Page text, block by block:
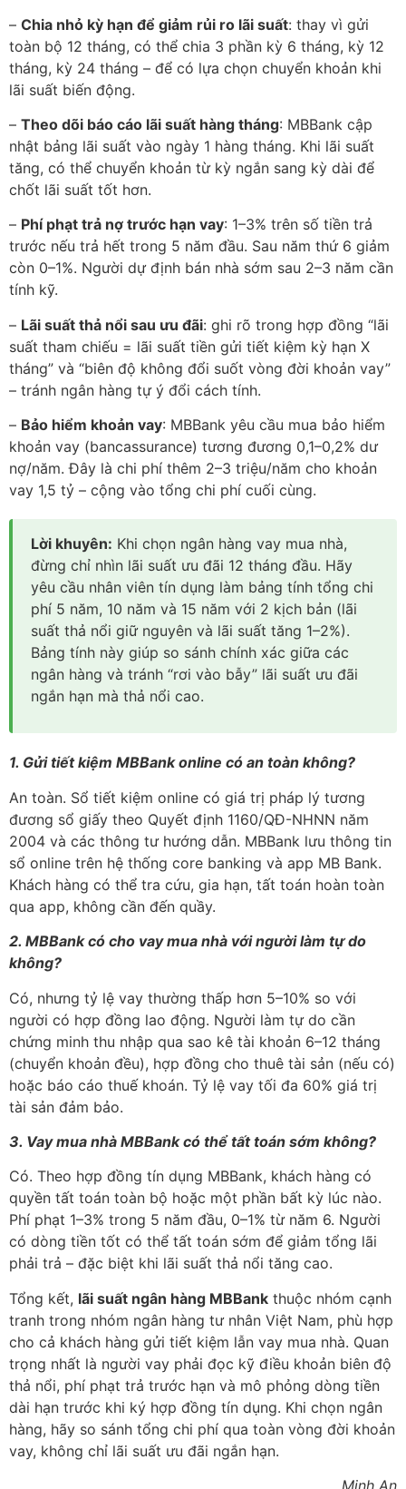
– Chia nhỏ kỳ hạn để giảm rủi ro lãi suất: thay vì gửi
toàn bộ 12 tháng, có thể chia 3 phần kỳ 6 tháng, kỳ 12
tháng, kỳ 24 tháng – để có lựa chọn chuyển khoản khi
lãi suất biến động.
– Theo dõi báo cáo lãi suất hàng tháng: MBBank cập
nhật bảng lãi suất vào ngày 1 hàng tháng. Khi lãi suất
tăng, có thể chuyển khoản từ kỳ ngắn sang kỳ dài để
chốt lãi suất tốt hơn.
– Phí phạt trả nợ trước hạn vay: 1–3% trên số tiền trả
trước nếu trả hết trong 5 năm đầu. Sau năm thứ 6 giảm
còn 0–1%. Người dự định bán nhà sớm sau 2–3 năm cần
tính kỹ.
– Lãi suất thả nổi sau ưu đãi: ghi rõ trong hợp đồng “lãi
suất tham chiếu = lãi suất tiền gửi tiết kiệm kỳ hạn X
tháng” và “biên độ không đổi suốt vòng đời khoản vay”
– tránh ngân hàng tự ý đổi cách tính.
– Bảo hiểm khoản vay: MBBank yêu cầu mua bảo hiểm
khoản vay (bancassurance) tương đương 0,1–0,2% dư
nợ/năm. Đây là chi phí thêm 2–3 triệu/năm cho khoản
vay 1,5 tỷ – cộng vào tổng chi phí cuối cùng.
Lời khuyên: Khi chọn ngân hàng vay mua nhà,
đừng chỉ nhìn lãi suất ưu đãi 12 tháng đầu. Hãy
yêu cầu nhân viên tín dụng làm bảng tính tổng chi
phí 5 năm, 10 năm và 15 năm với 2 kịch bản (lãi
suất thả nổi giữ nguyên và lãi suất tăng 1–2%).
Bảng tính này giúp so sánh chính xác giữa các
ngân hàng và tránh “rơi vào bẫy” lãi suất ưu đãi
ngắn hạn mà thả nổi cao.
1. Gửi tiết kiệm MBBank online có an toàn không?
An toàn. Sổ tiết kiệm online có giá trị pháp lý tương
đương sổ giấy theo Quyết định 1160/QĐ-NHNN năm
2004 và các thông tư hướng dẫn. MBBank lưu thông tin
sổ online trên hệ thống core banking và app MB Bank.
Khách hàng có thể tra cứu, gia hạn, tất toán hoàn toàn
qua app, không cần đến quầy.
2. MBBank có cho vay mua nhà với người làm tự do
không?
Có, nhưng tỷ lệ vay thường thấp hơn 5–10% so với
người có hợp đồng lao động. Người làm tự do cần
chứng minh thu nhập qua sao kê tài khoản 6–12 tháng
(chuyển khoản đều), hợp đồng cho thuê tài sản (nếu có)
hoặc báo cáo thuế khoán. Tỷ lệ vay tối đa 60% giá trị
tài sản đảm bảo.
3. Vay mua nhà MBBank có thể tất toán sớm không?
Có. Theo hợp đồng tín dụng MBBank, khách hàng có
quyền tất toán toàn bộ hoặc một phần bất kỳ lúc nào.
Phí phạt 1–3% trong 5 năm đầu, 0–1% từ năm 6. Người
có dòng tiền tốt có thể tất toán sớm để giảm tổng lãi
phải trả – đặc biệt khi lãi suất thả nổi tăng cao.
Tổng kết, lãi suất ngân hàng MBBank thuộc nhóm cạnh
tranh trong nhóm ngân hàng tư nhân Việt Nam, phù hợp
cho cả khách hàng gửi tiết kiệm lẫn vay mua nhà. Quan
trọng nhất là người vay phải đọc kỹ điều khoản biên độ
thả nổi, phí phạt trả trước hạn và mô phỏng dòng tiền
dài hạn trước khi ký hợp đồng tín dụng. Khi chọn ngân
hàng, hãy so sánh tổng chi phí qua toàn vòng đời khoản
vay, không chỉ lãi suất ưu đãi ngắn hạn.